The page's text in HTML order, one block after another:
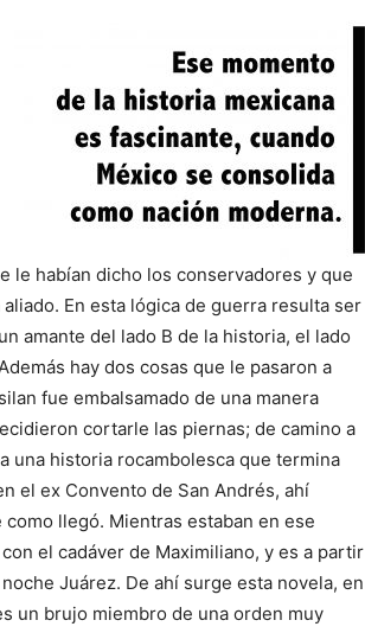
le habían dicho los conservadores y que
En esta lógica de guerra resulta ser
amante del lado B de la historia, el lado
hay dos cosas que le pasaron a
fue embalsamado de una manera
cortarle las piernas; de camino a
una historia rocambolesca que termina
el ex Convento de San Andrés, ahí
llegó. Mientras estaban en ese
el cadáver de Maximiliano, y es a partir
Juárez. De ahí surge esta novela, en
un brujo miembro de una orden muy